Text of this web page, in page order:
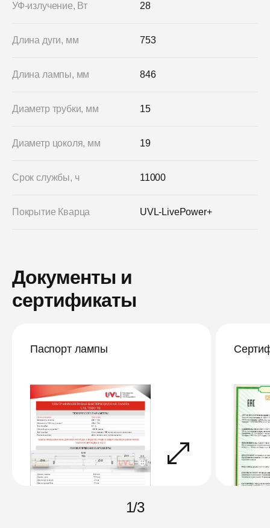
УФ-излучение, Вт 28
Длина дуги, мм 753
Длина лампы, мм 846
Диаметр трубки, мм 15
Диаметр цоколя, мм 19
Срок службы, ч 11000
Покрытие Кварца UVL-LivePower+
Документы и
сертификаты
Паспорт лампы
1/3